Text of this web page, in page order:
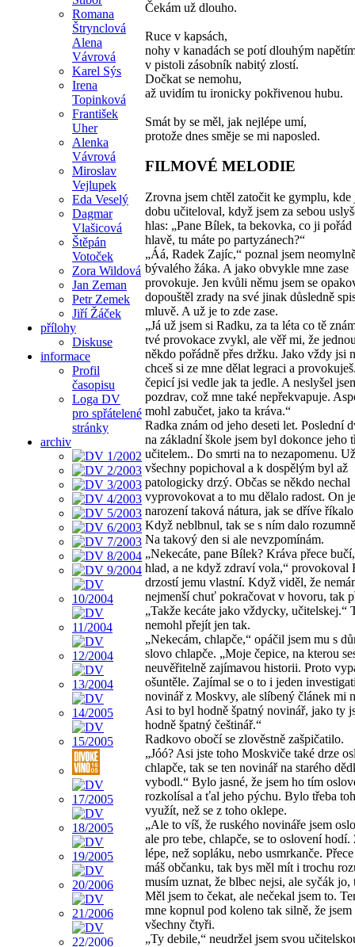
Romana
Štrynclová
Alena
Vávrová
Karel Sýs
Irena
Topinková
František
Uher
Alenka
Vávrová
Miroslav
Vejlupek
Eda Veselý
Dagmar
Vlašicová
Štěpán
Votoček
Zora Wildová
Jan Zeman
Petr Zemek
Jiří Žáček
přílohy
Diskuse
informace
Profil
časopisu
Loga DV
pro spřátelené
stránky
archiv
Čekám už dlouho.
Ruce v kapsách,
nohy v kanadách se potí dlouhým
v pistoli zásobník nabitý zlostí.
Dočkat se nemohu,
až uvidím tu ironicky pokřivenou hubu.
Smát by se měl, jak nejlépe umí,
protože dnes směje se mi naposled.
FILMOVÉ MELODIE
Zrovna jsem chtěl zatočit ke gymplu, kde
dobu učiteloval, když jsem za sebou
hlas: „Pane Bílek, ta bekovka, co ji pořád
hlavě, tu máte po partyzánech?“
„Áá, Radek Zajíc,“ poznal jsem
bývalého žáka. A jako obvykle mne zase
provokuje. Jen kvůli němu jsem se
dopouštěl zrady na své jinak důsledně
mluvě. A už je to zde zase.
„Já už jsem si Radku, za ta léta co tě
tvé provokace zvykl, ale věř mi, že
někdo pořádně přes držku. Jako vždy jsi
chceš si ze mne dělat legraci a
čepicí jsi vedle jak ta jedle. A neslyšel
pozdrav, což mne také nepřekvapuje.
mohl zabučet, jako ta kráva.“
Radka znám od jeho deseti let. Poslední
na základní škole jsem byl dokonce jeho
učitelem.. Do smrti na to nezapomenu.
všechny popichoval a k dospělým byl až
patologicky drzý. Občas se někdo nechal
vyprovokovat a to mu dělalo radost. On
narození taková nátura, jak se dříve
Když neblbnul, tak se s ním dalo
Na takový den si ale nevzpomínám.
„Nekecáte, pane Bílek? Kráva přece
hlad, a ne když zdraví vola,“ provokoval
drzostí jemu vlastní. Když viděl, že
nejmenší chuť pokračovat v hovoru, tak
„Takže kecáte jako vždycky, učitelskej.“
nemohl přejít jen tak.
„Nekecám, chlapče,“ opáčil jsem mu s
slovo chlapče. „Moje čepice, na kterou
neuvěřitelně zajímavou historii. Proto
ošuntěle. Zajímal se o to i jeden
novinář z Moskvy, ale slíbený článek mi
Asi to byl hodně špatný novinář, jako ty
hodně špatný češtinář.“
Radkovo obočí se zlověstně zašpičatilo.
„Jóó? Asi jste toho Moskviče také drze
chlapče, tak se ten novinář na starého
vybodl.“ Bylo jasné, že jsem ho tím
rozkolísal a ťal jeho pýchu. Bylo třeba
využít, než se z toho oklepe.
„Ale to víš, že ruského novináře jsem
ale pro tebe, chlapče, se to oslovení hodí.
lépe, než sopláku, nebo usmrkanče.
máš občanku, tak bys měl mít i trochu
musím uznat, že blbec nejsi, ale syčák jo,
Měl jsem to čekat, ale nečekal jsem to.
mne kopnul pod koleno tak silně, že jsem
všechny čtyři.
„Ty debile,“ neudržel jsem svou